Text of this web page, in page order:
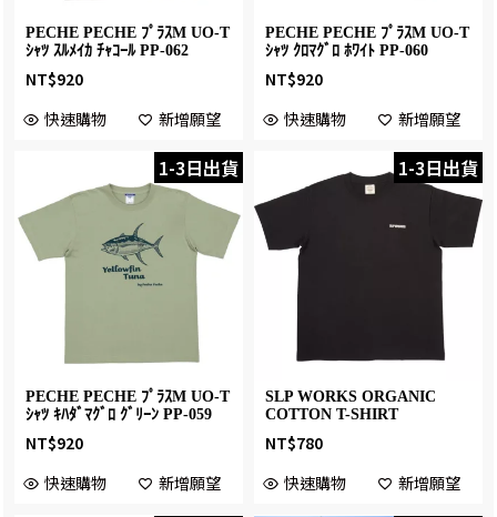
PECHE PECHE ﾌﾟﾗｽM UO-T
ｼｬﾂ ｽﾙﾒｲｶ ﾁｬｺｰﾙ PP-062
NT$920
快速購物
新增願望
PECHE PECHE ﾌﾟﾗｽM UO-T
ｼｬﾂ ｸﾛﾏｸﾞﾛ ﾎﾜｲﾄ PP-060
NT$920
快速購物
新增願望
1-3日出貨
PECHE PECHE ﾌﾟﾗｽM UO-T
ｼｬﾂ ｷﾊﾀﾞﾏｸﾞﾛ ｸﾞﾘｰﾝ PP-059
NT$920
快速購物
新增願望
1-3日出貨
SLP WORKS ORGANIC
COTTON T-SHIRT
NT$780
快速購物
新增願望